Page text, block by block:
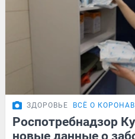
ЗДОРОВЬЕ ВСЁ О
Роспотребнадзор
новые данные о